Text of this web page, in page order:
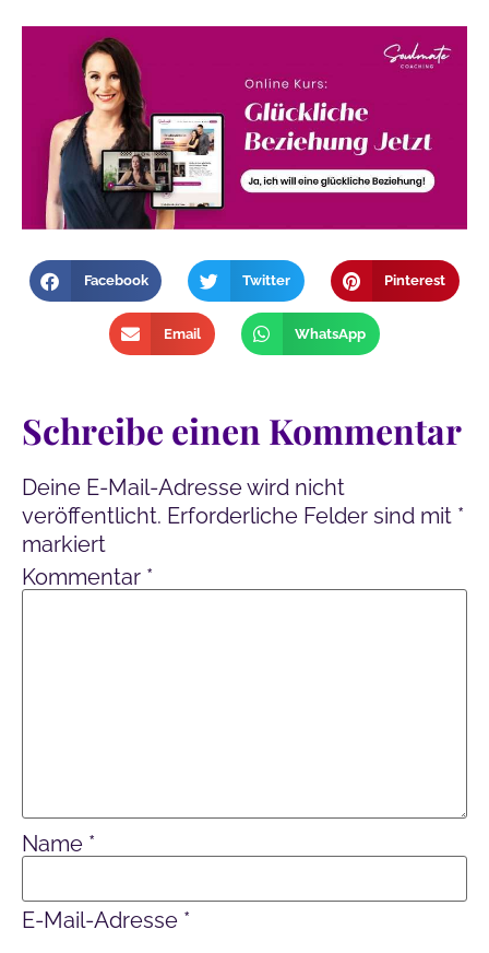
Facebook Twitter Pinterest
Email WhatsApp
Schreibe einen Kommentar
Deine E-Mail-Adresse wird nicht
veröffentlicht. Erforderliche Felder sind mit *
markiert
Kommentar *
Name *
E-Mail-Adresse *